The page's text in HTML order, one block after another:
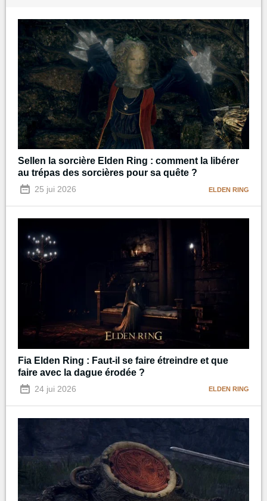
Sellen la sorcière Elden Ring : comment la libérer
au trépas des sorcières pour sa quête ?
25 jui 2026 ELDEN RING
Fia Elden Ring : Faut-il se faire étreindre et que
faire avec la dague érodée ?
24 jui 2026 ELDEN RING